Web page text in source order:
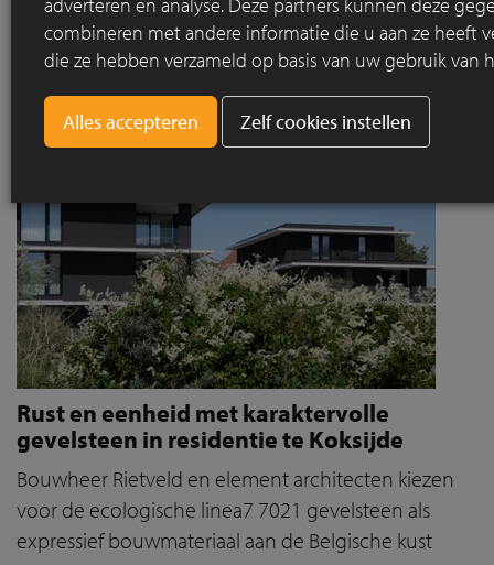
Lees meer
Rust en eenheid met karaktervolle
gevelsteen in residentie te Koksijde
Bouwheer Rietveld en element architecten kiezen
voor de ecologische linea7 7021 gevelsteen als
expressief bouwmateriaal aan de Belgische kust
combineren met andere informatie die u aan ze heeft
die ze hebben verzameld op basis van uw gebruik van
Zelf cookies instellen